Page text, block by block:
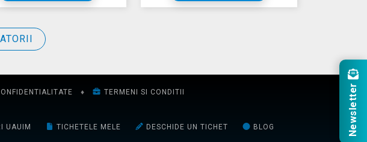
♦ TERMENI SI CONDITII
UAUIM TICHETELE MELE DESCHIDE UN TICHET BLOG Newsletter